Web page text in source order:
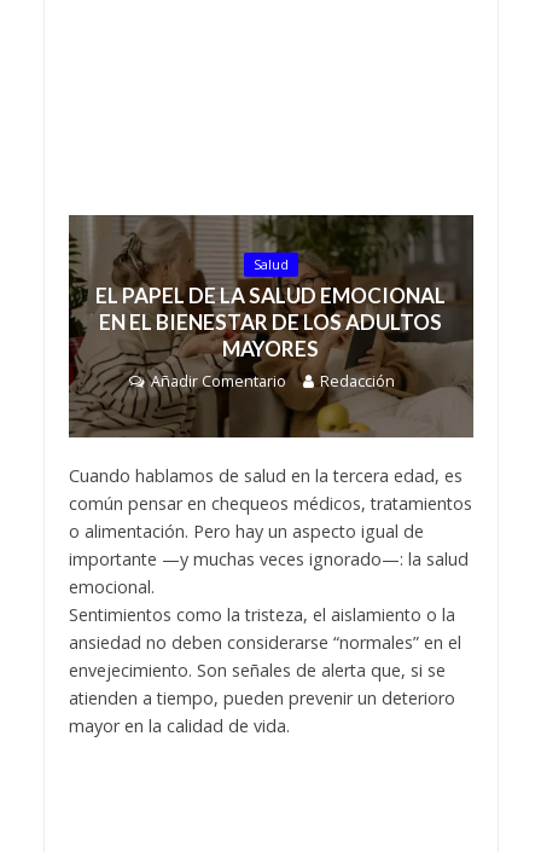
Salud
EL PAPEL DE LA SALUD EMOCIONAL
EN EL BIENESTAR DE LOS ADULTOS
MAYORES
Añadir Comentario Redacción
Cuando hablamos de salud en la tercera edad, es
común pensar en chequeos médicos, tratamientos
o alimentación. Pero hay un aspecto igual de
importante —y muchas veces ignorado—: la salud
emocional.
Sentimientos como la tristeza, el aislamiento o la
ansiedad no deben considerarse “normales” en el
envejecimiento. Son señales de alerta que, si se
atienden a tiempo, pueden prevenir un deterioro
mayor en la calidad de vida.